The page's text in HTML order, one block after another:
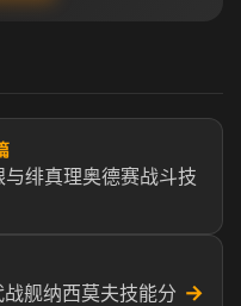
绯真理奥德赛战斗技
舰纳西莫夫技能分 →